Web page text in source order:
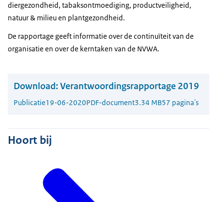
diergezondheid, tabaksontmoediging, productveiligheid,
natuur & milieu en plantgezondheid.
De rapportage geeft informatie over de continuïteit van de
organisatie en over de kerntaken van de NVWA.
Download: Verantwoordingsrapportage 2019
Publicatie19-06-2020PDF-document3.34 MB57 pagina's
Hoort bij